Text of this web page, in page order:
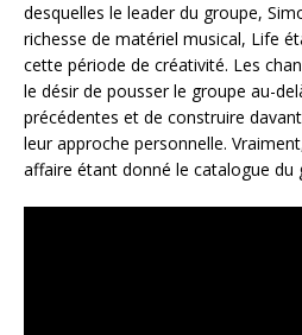
desquelles le leader du groupe,
richesse de matériel musical, Life
cette période de créativité. Les
le désir de pousser le groupe au-
précédentes et de construire
leur approche personnelle.
affaire étant donné le catalogue du